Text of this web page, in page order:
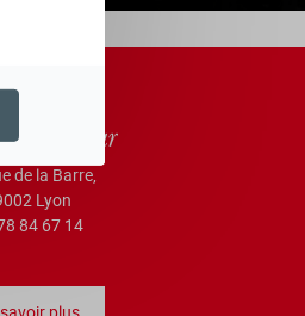
de la Barre,
Lyon
84 67 14